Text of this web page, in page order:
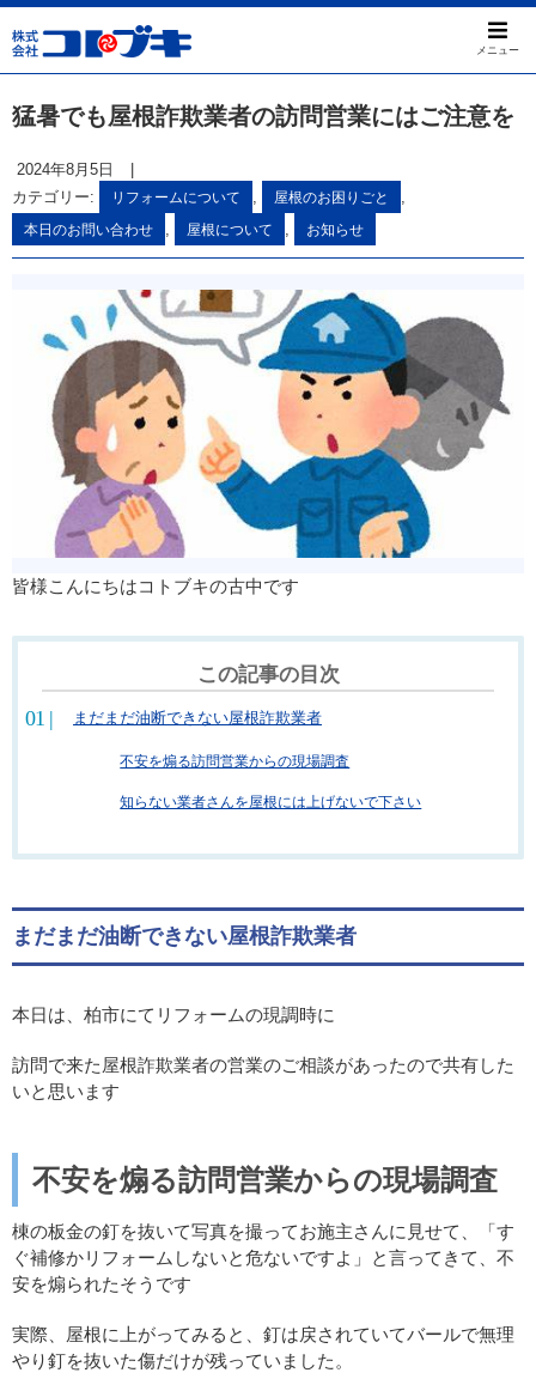
メニュー
猛暑でも屋根詐欺業者の訪問営業にはご注意を
2024年8月5日
カテゴリー:
リフォームについて , 屋根のお困りごと ,
本日のお問い合わせ , 屋根について , お知らせ
皆様こんにちはコトブキの古中です
この記事の目次
まだまだ油断できない屋根詐欺業者
不安を煽る訪問営業からの現場調査
知らない業者さんを屋根には上げないで下さい
まだまだ油断できない屋根詐欺業者
本日は、柏市にてリフォームの現調時に
訪問で来た屋根詐欺業者の営業のご相談があったので共有した
いと思います
不安を煽る訪問営業からの現場調査
棟の板金の釘を抜いて写真を撮ってお施主さんに見せて、「す
ぐ補修かリフォームしないと危ないですよ」と言ってきて、不
安を煽られたそうです
実際、屋根に上がってみると、釘は戻されていてバールで無理
やり釘を抜いた傷だけが残っていました。